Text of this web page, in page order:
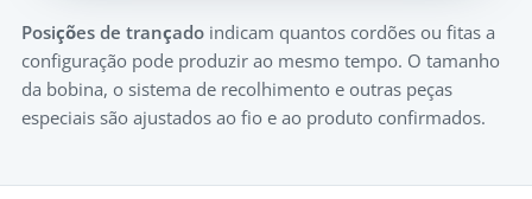
Posições de trançado indicam quantos cordões ou fitas a
configuração pode produzir ao mesmo tempo. O tamanho
da bobina, o sistema de recolhimento e outras peças
especiais são ajustados ao fio e ao produto confirmados.